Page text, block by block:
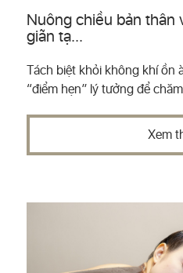
Nuông chiều bản
giãn tạ...
Tách biệt khỏi không khí ồn
“điểm hẹn” lý tưởng để
Xem